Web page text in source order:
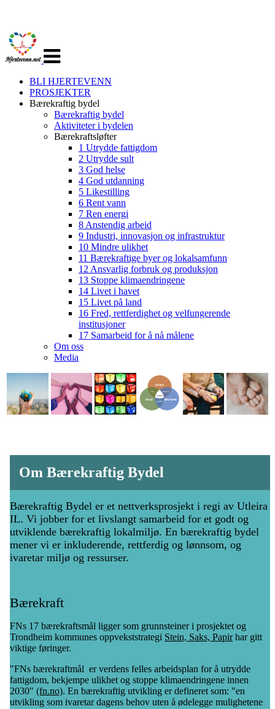
navigasjon
BLI HJERTEVENN
PROSJEKTER
Bærekraftig bydel
Bærekraftig bydel
Aktiviteter i bydelen
Bærekraftsløfter
1 Utrydde fattigdom
2 Utrydde sult
3 God helse
4 God utdanning
5 Likestilling
6 Rent vann
7 Ren energi
8 Anstendig arbeid
9 Industri, innovasjon og infrastruktur
10 Mindre ulikhet
11 Bærekraftige byer og lokalsamfunn
12 Ansvarlig forbruk og produksjon
13 Stoppe klimaendringene
14 Livet i havet
15 Livet på land
16 Fred, rettferdighet og velfungerende
institusjoner
17 Samarbeid for å nå målene
Om oss
Media
Om Bærekraftig Bydel
Bærekraftig Bydel er et nettverksprosjekt i regi av Utleira
IL. Vi jobber for et livslangt samarbeid for et godt og
utviklende bærekraftig lokalmiljø. En bærekraftig bydel
mener vi er inkluderende, rettferdig og lønnsom, og
ivaretar miljø og ressurser.
Bærekraft
FNs 17 bærekraftsmål ligger som grunnsteiner i prosjektet og
Trondheim kommunes oppvekststrategi Stein, Saks, Papirhar gitt
viktige føringer.
"FNs bærekraftmål er verdens felles arbeidsplan for å utrydde
fattigdom, bekjempe ulikhet og stoppe klimaendringene innen
2030" (fn.no). En bærekraftig utvikling er defineret som: "en
utvikling som ivaretar dagens behov uten å ødelegge mulighetene